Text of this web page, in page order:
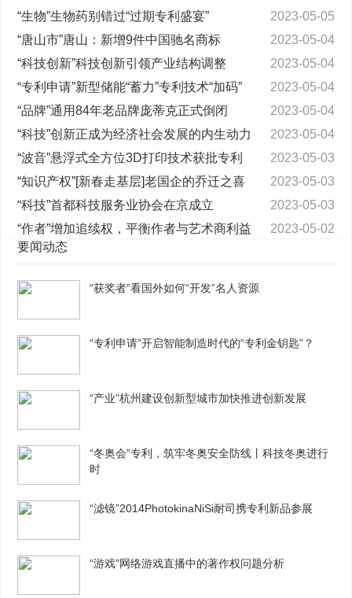
“生物”生物药别错过“过期专利盛宴”
2023-05-05
“唐山市”唐山：新增9件中国驰名商标
2023-05-04
“科技创新”科技创新引领产业结构调整
2023-05-04
“专利申请”新型储能“蓄力”专利技术“加码”
2023-05-04
“品牌”通用84年老品牌庞蒂克正式倒闭
2023-05-04
“科技”创新正成为经济社会发展的内生动力
2023-05-04
“波音”悬浮式全方位3D打印技术获批专利
2023-05-03
“知识产权”[新春走基层]老国企的乔迁之喜
2023-05-03
“科技”首都科技服务业协会在京成立
2023-05-03
“作者”增加追续权，平衡作者与艺术商利益
2023-05-02
要闻动态
“获奖者”看国外如何“开发”名人资源
“专利申请”开启智能制造时代的“专利金钥匙”？
“产业”杭州建设创新型城市加快推进创新发展
“冬奥会”专利，筑牢冬奥安全防线丨科技冬奥进行
时
“滤镜”2014PhotokinaNiSi耐司携专利新品参展
“游戏”网络游戏直播中的著作权问题分析